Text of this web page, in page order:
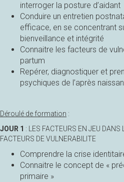
interroger la posture d’aidant
Conduire un entretien
efficace, en se concentrant
bienveillance et intégrité
Connaitre les facteurs de
partum
Repérer, diagnostiquer et
psychiques de l’après
Déroulé de formation :
JOUR 1 : LES FACTEURS EN JEU
FACTEURS DE VULNERABILITE
Comprendre la crise
Connaitre le concept de «
primaire »